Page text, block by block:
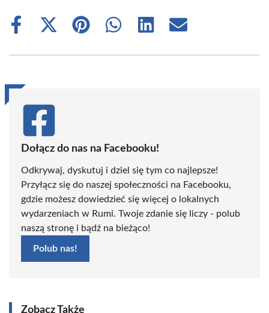
Share
Share
(Twitter)
Share
Share
Share
Share
Dołącz do nas na Facebooku!
Odkrywaj, dyskutuj i dziel się tym co najlepsze!
Przyłącz się do naszej społeczności na Facebooku,
gdzie możesz dowiedzieć się więcej o lokalnych
wydarzeniach w Rumi. Twoje zdanie się liczy - polub
naszą stronę i bądź na bieżąco!
Polub nas!
Zobacz Także